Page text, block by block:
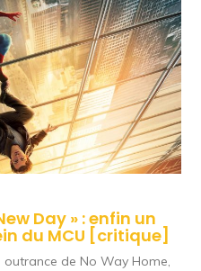
Day » : enfin un
du MCU [critique]
de No Way Home,